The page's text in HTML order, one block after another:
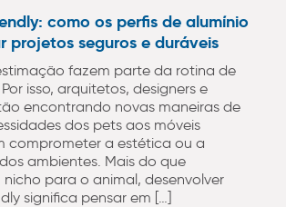
como os perfis de alumínio
projetos seguros e duráveis
fazem parte da rotina de
isso, arquitetos, designers e
encontrando novas maneiras de
dos pets aos móveis
comprometer a estética ou a
ambientes. Mais do que
para o animal, desenvolver
significa pensar em […]